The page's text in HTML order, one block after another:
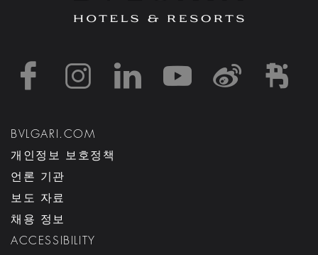
https://https://https://
https://
BVLGARI.COM
개인정보 보호정책
언론 기관
보도 자료
채용 정보
ACCESSIBILITY